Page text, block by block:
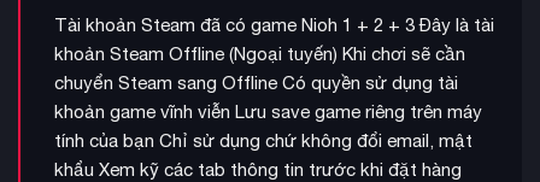
Tài khoản Steam đã có game Nioh 1 + 2 + 3 Đây là tài
khoản Steam Offline (Ngoại tuyến) Khi chơi sẽ cần
chuyển Steam sang Offline Có quyền sử dụng tài
khoản game vĩnh viễn Lưu save game riêng trên máy
tính của bạn Chỉ sử dụng chứ không đổi email, mật
khẩu Xem kỹ các tab thông tin trước khi đặt hàng